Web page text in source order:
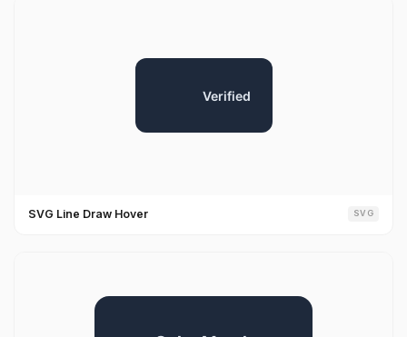
SVG Line Draw Hover SVG